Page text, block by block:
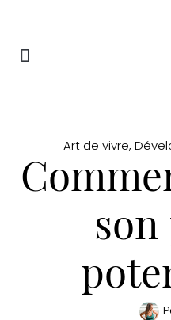
Art de vivre,